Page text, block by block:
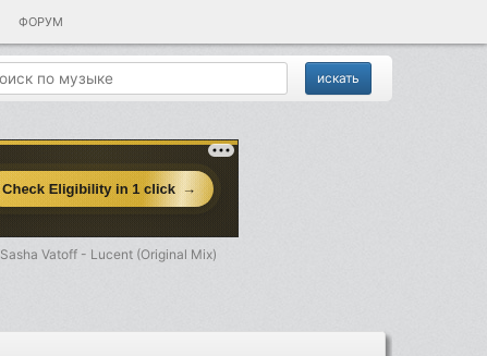
ФОРУМ
Sasha Vatoff - Lucent (Original Mix)